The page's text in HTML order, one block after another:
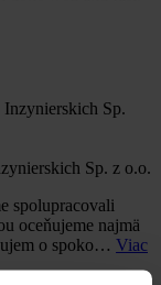
Sp. z o.o.
spolupracovali
oceňujeme najmä
o spoko… Viac